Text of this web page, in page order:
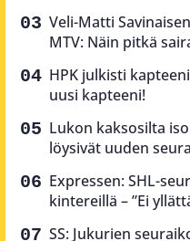
Veli-Matti
MTV: Näin pitkä
HPK julkisti
uusi kapteeni!
Lukon kaksosilta
löysivät uuden
Expressen: SHL-
kintereillä – ”Ei
SS: Jukurien